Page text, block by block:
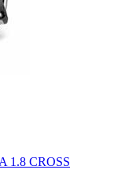
1.8 CROSS